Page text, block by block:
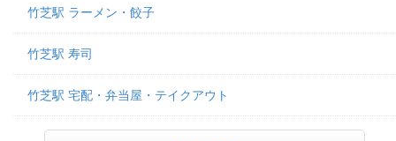
竹芝駅 ラーメン・餃子
竹芝駅 寿司
竹芝駅 宅配・弁当屋・テイクアウト